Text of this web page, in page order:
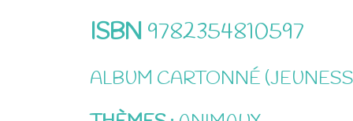
ISBN 9782354810597
ALBUM CARTONNÉ